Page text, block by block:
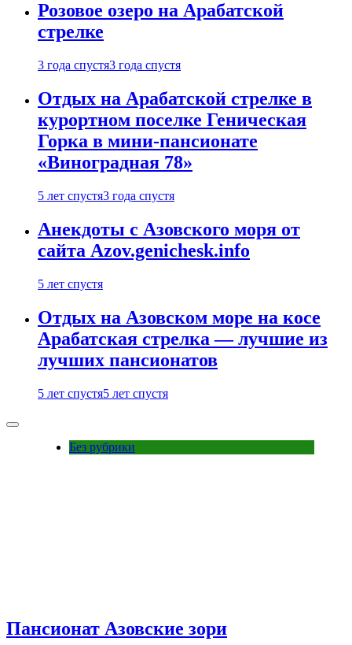
Розовое озеро на Арабатской
стрелке
3 года спустя3 года спустя
Отдых на Арабатской стрелке в
курортном поселке Геническая
Горка в мини-пансионате
«Виноградная 78»
5 лет спустя3 года спустя
Анекдоты с Азовского моря от
сайта Azov.genichesk.info
5 лет спустя
Отдых на Азовском море на косе
Арабатская стрелка — лучшие из
лучших пансионатов
5 лет спустя5 лет спустя
Без рубрики
Пансионат Азовские зори